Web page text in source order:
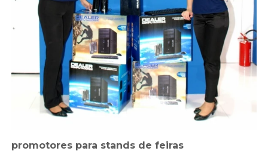
promotores para stands de feiras